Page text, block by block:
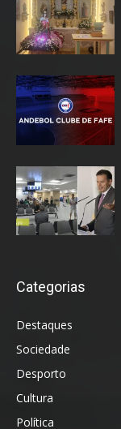
Categorias
Destaques
Sociedade
Desporto
Cultura
Política